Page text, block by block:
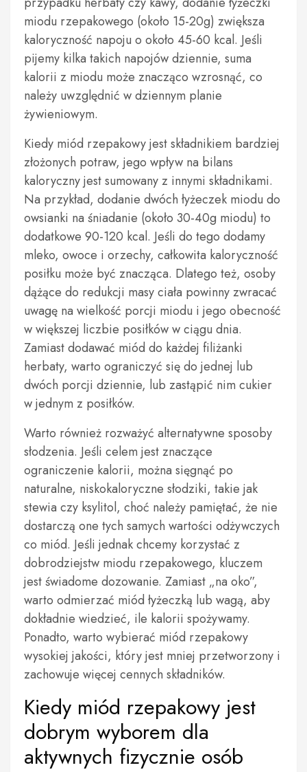
miodu rzepakowego (około 15-20g) zwiększa
kaloryczność napoju o około 45-60 kcal. Jeśli
pijemy kilka takich napojów dziennie, suma
kalorii z miodu może znacząco wzrosnąć, co
należy uwzględnić w dziennym planie
żywieniowym.
Kiedy miód rzepakowy jest składnikiem bardziej
złożonych potraw, jego wpływ na bilans
kaloryczny jest sumowany z innymi składnikami.
Na przykład, dodanie dwóch łyżeczek miodu do
owsianki na śniadanie (około 30-40g miodu) to
dodatkowe 90-120 kcal. Jeśli do tego dodamy
mleko, owoce i orzechy, całkowita kaloryczność
posiłku może być znacząca. Dlatego też, osoby
dążące do redukcji masy ciała powinny zwracać
uwagę na wielkość porcji miodu i jego obecność
w większej liczbie posiłków w ciągu dnia.
Zamiast dodawać miód do każdej filiżanki
herbaty, warto ograniczyć się do jednej lub
dwóch porcji dziennie, lub zastąpić nim cukier
w jednym z posiłków.
Warto również rozważyć alternatywne sposoby
słodzenia. Jeśli celem jest znaczące
ograniczenie kalorii, można sięgnąć po
naturalne, niskokaloryczne słodziki, takie jak
stewia czy ksylitol, choć należy pamiętać, że nie
dostarczą one tych samych wartości odżywczych
co miód. Jeśli jednak chcemy korzystać z
dobrodziejstw miodu rzepakowego, kluczem
jest świadome dozowanie. Zamiast „na oko”,
warto odmierzać miód łyżeczką lub wagą, aby
dokładnie wiedzieć, ile kalorii spożywamy.
Ponadto, warto wybierać miód rzepakowy
wysokiej jakości, który jest mniej przetworzony i
zachowuje więcej cennych składników.
Kiedy miód rzepakowy jest
dobrym wyborem dla
aktywnych fizycznie osób